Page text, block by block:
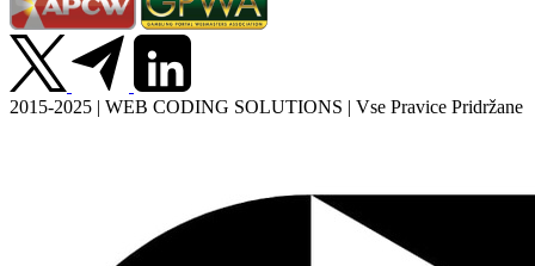
2015-2025 | WEB CODING SOLUTIONS | Vse Pravice Pridržane